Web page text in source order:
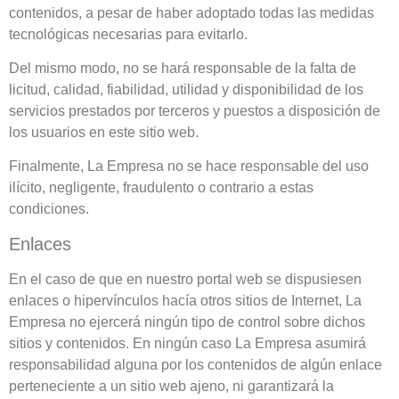
contenidos, a pesar de haber adoptado todas las medidas
tecnológicas necesarias para evitarlo.
Del mismo modo, no se hará responsable de la falta de
licitud, calidad, fiabilidad, utilidad y disponibilidad de los
servicios prestados por terceros y puestos a disposición de
los usuarios en este sitio web.
Finalmente, La Empresa no se hace responsable del uso
ilícito, negligente, fraudulento o contrario a estas
condiciones.
Enlaces
En el caso de que en nuestro portal web se dispusiesen
enlaces o hipervínculos hacía otros sitios de Internet, La
Empresa no ejercerá ningún tipo de control sobre dichos
sitios y contenidos. En ningún caso La Empresa asumirá
responsabilidad alguna por los contenidos de algún enlace
perteneciente a un sitio web ajeno, ni garantizará la